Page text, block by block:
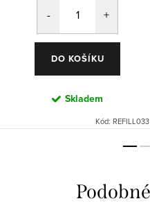
DO KOŠÍKU
Skladem
Kód: REFILL033